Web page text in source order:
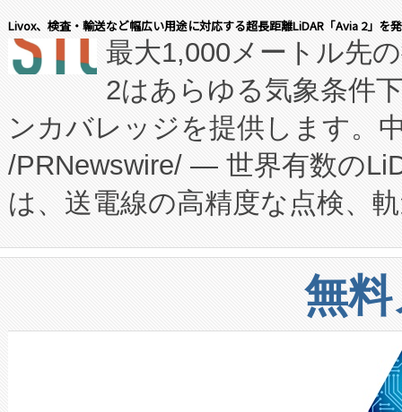
す。FCCM‑を活用した現地生
患者にとっての費用負担を大
のアクセスを大幅に拡大する
Fully-Connected Continuous
プログラムには、施設設計・
に関する技術移転および知的
構造化トレーニングカリキュ
上げおよび商用化段階におけ
設備整備および立ち上げ調整
加組織は、Enzeneのバイオ
選定された製品について、自
会社エーアイ・アンド：本社
President原信平）と、エンタ
ードするVoltaiqは、日本にあ
ーエネルギー貯蔵システム（
た。 Voltaiq独自のAI搭載プラ
定、統合、導入、運用に至る
安全性を追跡し、確保する事
増加しているデータセンター
る電力網に大きな負担をかけ
事業者の負担軽減という課題
系統連系を迅速にし、ピーク
Livox、検査・輸送など幅広い用途に対応する超長距離LiDAR「Avia 2」を
最大1,000メートル先
2はあらゆる気象条件
ンカバレッジを提供します。
/PRNewswire/ — 世界有数の
は、送電線の高精度な点検、
や穀物倉庫におけるバルク材
リューション「Avia 2」を発
したAvia 2は、1,000メート
狭視野のFOVを切り替えるこ
ケーブル、枝などの細かな対
無